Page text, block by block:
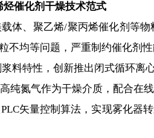
催化剂干燥技术范式
、聚乙烯/聚丙烯催化剂等物
不均等问题，严重制约催化剂性
特性，创新推出闭式循环离心
作为干燥介质，配合在线氧
控制算法，实现雾化器转速